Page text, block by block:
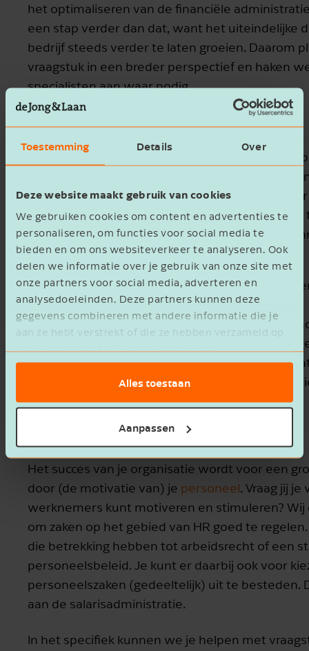
Toestemming Details Over
Deze website maakt gebruik van cookies
We gebruiken cookies om content en advertenties te
personaliseren, om functies voor social media te
bieden en om ons websiteverkeer te analyseren. Ook
delen we informatie over je gebruik van onze site met
onze partners voor social media, adverteren en
analysedoeleinden. Deze partners kunnen deze
gegevens combineren met andere informatie die je
aan ze hebt verstrekt of die ze hebben verzameld op
basis van het gebruik van hun services.
Alles toestaan
Aanpassen
het optimaliseren van de financiële
een stap verder dan dat, want het uiteindelijke
bedrijf steeds verder te laten groeien. Daarom
vraagstuk in een breder perspectief en haken
specialisten aan waar nodig.
Belastingadvies
Belastingen
worden vaak gezien als iets
tegelijkertijd maken ze een belangrijk deel uit
bedrijfsvoering. Het is daarom belangrijk om
aan te besteden. Wij ontzorgen je door de basis
middel van een fiscale strategie. Vanuit daar
met:
het optimaliseren van je fiscale positie en
passende structuur;
het optimaliseren van je inkomens- en
het inspelen op (veranderende) wet- en
van verschillende kennisgebieden of
kansen benutten op het gebied van
duurzaamheid (mvo).
Personeel
Het succes van je organisatie wordt voor een
door (de motivatie van) je personeel. Vraag jij
werknemers kunt motiveren en stimuleren?
om zaken op het gebied van HR goed te
die betrekking hebben tot arbeidsrecht of een
personeelsbeleid. Je kunt er daarbij ook voor
personeelszaken (gedeeltelijk) uit te besteden.
aan de salarisadministratie.
In het specifiek kunnen we je helpen met